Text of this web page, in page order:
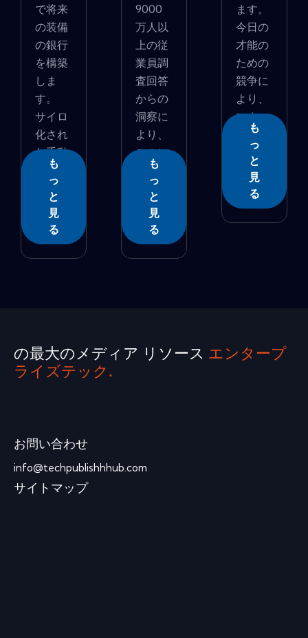
で将来
の装備
の銀行
を構築
しま
す。
サイロ
化され
た手動
�...も
っ
と
見
る
9000
万人以
上の従
業員調
査回答
からの
洞察に
より、
このレ
ポー...
も
っ
と
見
る
ます。
今日の
才能の
ための
競争に
より、
マネー
ジ�...
も
っ
と
見
る
の最大のメディア リソース エンタープ
ライズテック.
お問い合わせ
info@techpublishhhub.com
サイトマップ